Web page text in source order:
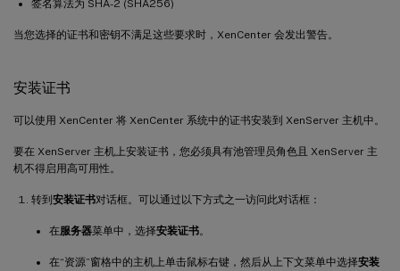
签名算法为 SHA-2 (SHA256)
当您选择的证书和密钥不满足这些要求时，XenCenter 会发出警告。
安装证书
可以使用 XenCenter 将 XenCenter 系统中的证书安装到 XenServer 主机中。
要在 XenServer 主机上安装证书，您必须具有池管理员角色且 XenServer 主
机不得启用高可用性。
转到安装证书对话框。可以通过以下方式之一访问此对话框：
在服务器菜单中，选择安装证书。
在“资源”窗格中的主机上单击鼠标右键，然后从上下文菜单中选择安装